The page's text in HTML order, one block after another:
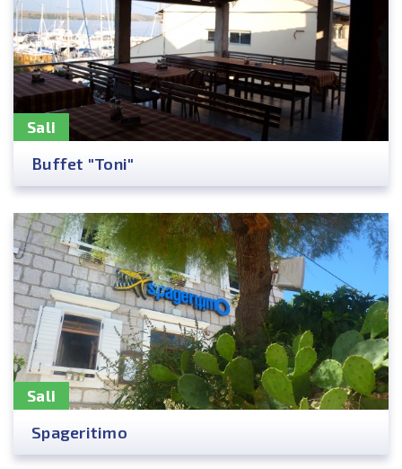
Sali
Buffet "Toni"
Sali
Spageritimo